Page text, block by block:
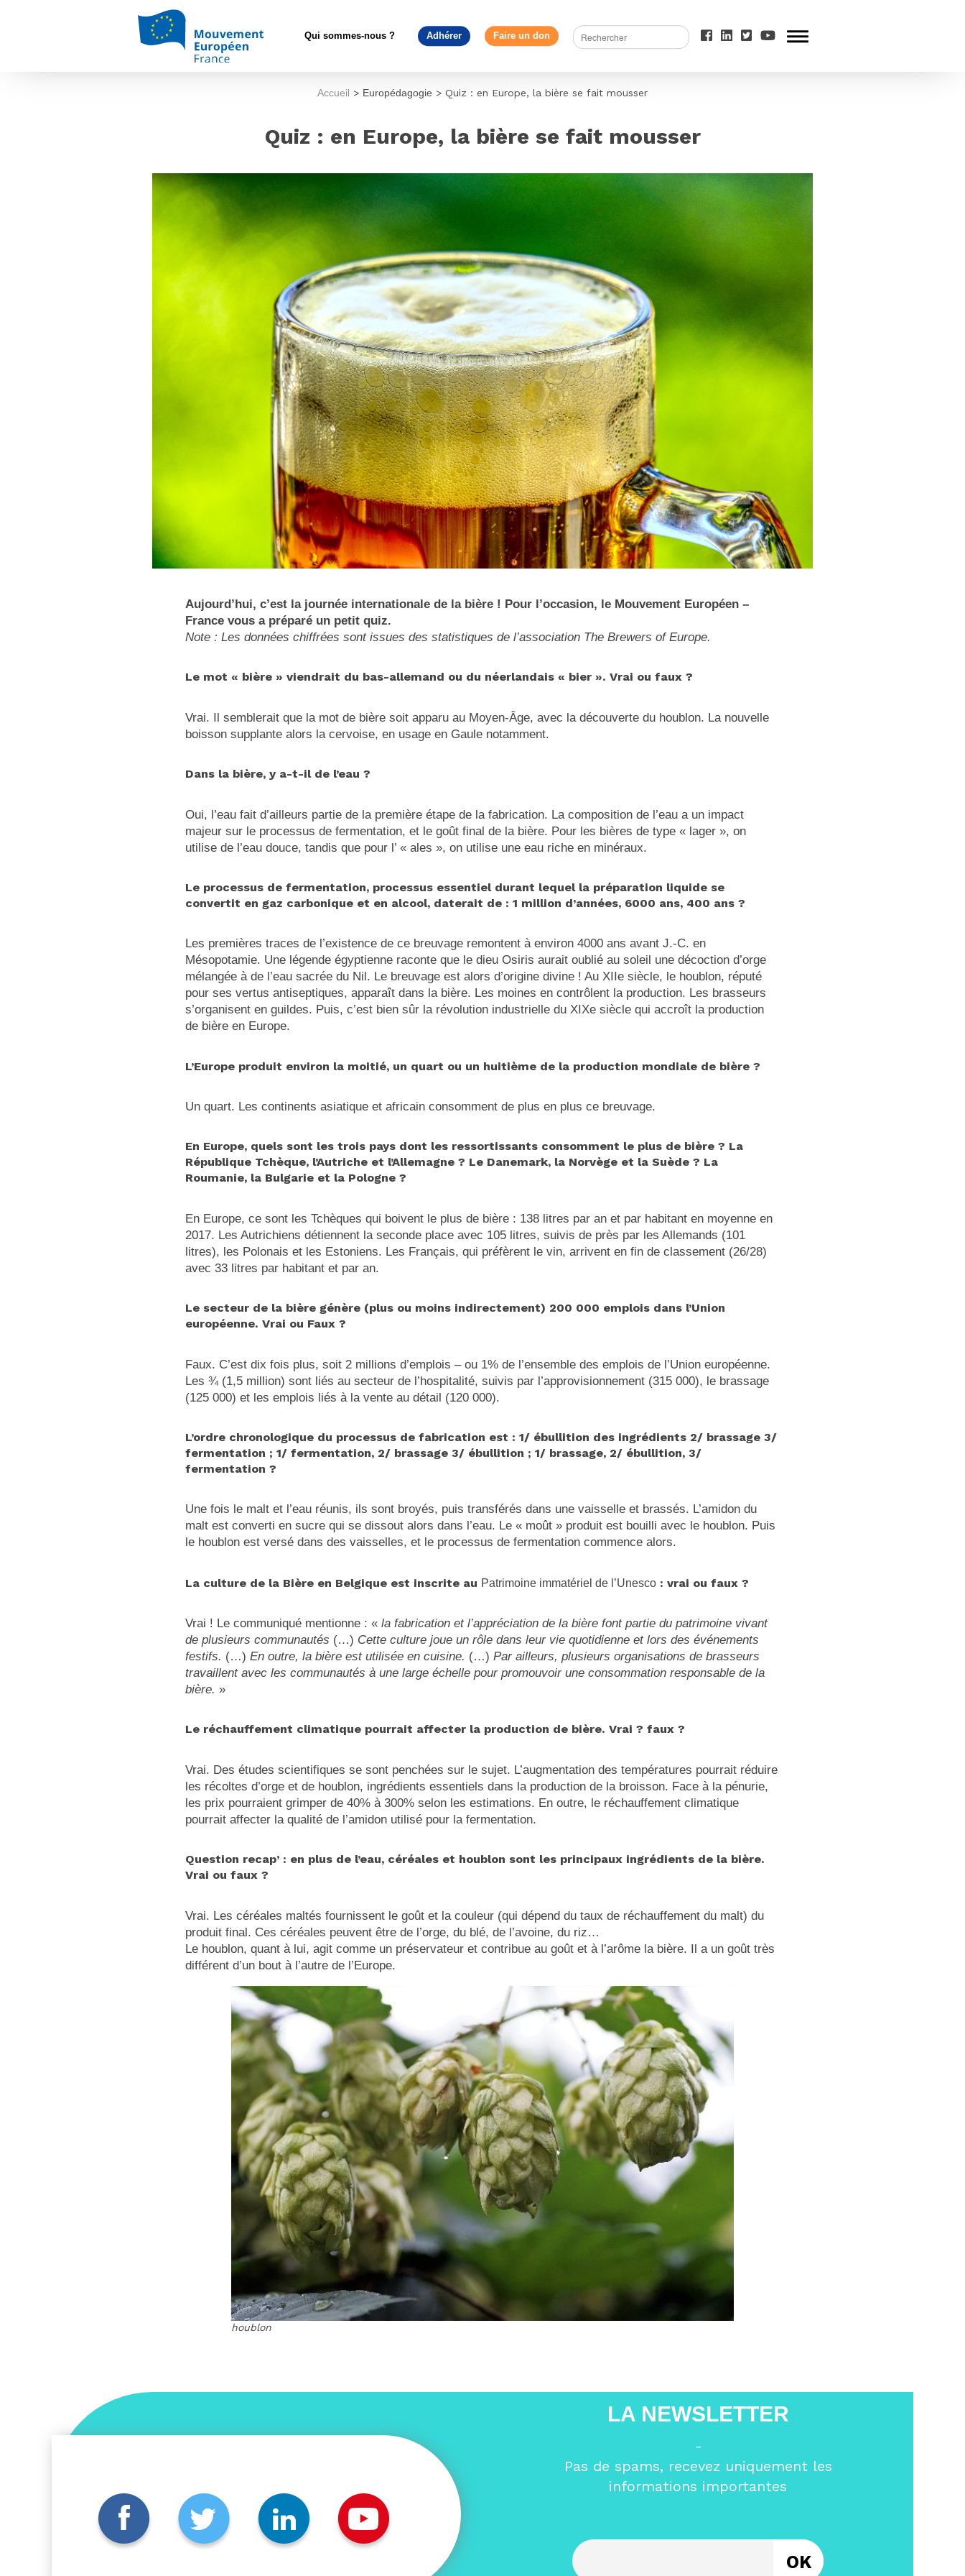
Qui sommes-nous ? Adhérer Faire un don
Accueil > Europédagogie > Quiz : en Europe, la bière se fait mousser
Quiz : en Europe, la bière se fait mousser
Aujourd’hui, c’est la journée internationale de la bière ! Pour l’occasion, le Mouvement Européen –
France vous a préparé un petit quiz.
Note : Les données chiffrées sont issues des statistiques de l’association The Brewers of Europe.
Le mot « bière » viendrait du bas-allemand ou du néerlandais « bier ». Vrai ou faux ?
Vrai. Il semblerait que la mot de bière soit apparu au Moyen-Âge, avec la découverte du houblon. La nouvelle
boisson supplante alors la cervoise, en usage en Gaule notamment.
Dans la bière, y a-t-il de l’eau ?
Oui, l’eau fait d’ailleurs partie de la première étape de la fabrication. La composition de l’eau a un impact
majeur sur le processus de fermentation, et le goût final de la bière. Pour les bières de type « lager », on
utilise de l’eau douce, tandis que pour l’ « ales », on utilise une eau riche en minéraux.
Le processus de fermentation, processus essentiel durant lequel la préparation liquide se
convertit en gaz carbonique et en alcool, daterait de : 1 million d’années, 6000 ans, 400 ans ?
Les premières traces de l’existence de ce breuvage remontent à environ 4000 ans avant J.-C. en
Mésopotamie. Une légende égyptienne raconte que le dieu Osiris aurait oublié au soleil une décoction d’orge
mélangée à de l’eau sacrée du Nil. Le breuvage est alors d’origine divine ! Au XIIe siècle, le houblon, réputé
pour ses vertus antiseptiques, apparaît dans la bière. Les moines en contrôlent la production. Les brasseurs
s’organisent en guildes. Puis, c’est bien sûr la révolution industrielle du XIXe siècle qui accroît la production
de bière en Europe.
L’Europe produit environ la moitié, un quart ou un huitième de la production mondiale de bière ?
Un quart. Les continents asiatique et africain consomment de plus en plus ce breuvage.
En Europe, quels sont les trois pays dont les ressortissants consomment le plus de bière ? La
République Tchèque, l’Autriche et l’Allemagne ? Le Danemark, la Norvège et la Suède ? La
Roumanie, la Bulgarie et la Pologne ?
En Europe, ce sont les Tchèques qui boivent le plus de bière : 138 litres par an et par habitant en moyenne en
2017. Les Autrichiens détiennent la seconde place avec 105 litres, suivis de près par les Allemands (101
litres), les Polonais et les Estoniens. Les Français, qui préfèrent le vin, arrivent en fin de classement (26/28)
avec 33 litres par habitant et par an.
Le secteur de la bière génère (plus ou moins indirectement) 200 000 emplois dans l’Union
européenne. Vrai ou Faux ?
Faux. C’est dix fois plus, soit 2 millions d’emplois – ou 1% de l’ensemble des emplois de l’Union européenne.
Les ¾ (1,5 million) sont liés au secteur de l’hospitalité, suivis par l’approvisionnement (315 000), le brassage
(125 000) et les emplois liés à la vente au détail (120 000).
L’ordre chronologique du processus de fabrication est : 1/ ébullition des ingrédients 2/ brassage 3/
fermentation ; 1/ fermentation, 2/ brassage 3/ ébullition ; 1/ brassage, 2/ ébullition, 3/
fermentation ?
Une fois le malt et l’eau réunis, ils sont broyés, puis transférés dans une vaisselle et brassés. L’amidon du
malt est converti en sucre qui se dissout alors dans l’eau. Le « moût » produit est bouilli avec le houblon. Puis
le houblon est versé dans des vaisselles, et le processus de fermentation commence alors.
La culture de la Bière en Belgique est inscrite au Patrimoine immatériel de l’Unesco : vrai ou faux ?
Vrai ! Le communiqué mentionne : « la fabrication et l’appréciation de la bière font partie du patrimoine vivant
de plusieurs communautés (…) Cette culture joue un rôle dans leur vie quotidienne et lors des événements
festifs. (…) En outre, la bière est utilisée en cuisine. (…) Par ailleurs, plusieurs organisations de brasseurs
travaillent avec les communautés à une large échelle pour promouvoir une consommation responsable de la
bière. »
Le réchauffement climatique pourrait affecter la production de bière. Vrai ? faux ?
Vrai. Des études scientifiques se sont penchées sur le sujet. L’augmentation des températures pourrait réduire
les récoltes d’orge et de houblon, ingrédients essentiels dans la production de la broisson. Face à la pénurie,
les prix pourraient grimper de 40% à 300% selon les estimations. En outre, le réchauffement climatique
pourrait affecter la qualité de l’amidon utilisé pour la fermentation.
Question recap’ : en plus de l’eau, céréales et houblon sont les principaux ingrédients de la bière.
Vrai ou faux ?
Vrai. Les céréales maltés fournissent le goût et la couleur (qui dépend du taux de réchauffement du malt) du
produit final. Ces céréales peuvent être de l’orge, du blé, de l’avoine, du riz…
Le houblon, quant à lui, agit comme un préservateur et contribue au goût et à l’arôme la bière. Il a un goût très
différent d’un bout à l’autre de l’Europe.
houblon
LA NEWSLETTER
-
Pas de spams, recevez uniquement les
informations importantes